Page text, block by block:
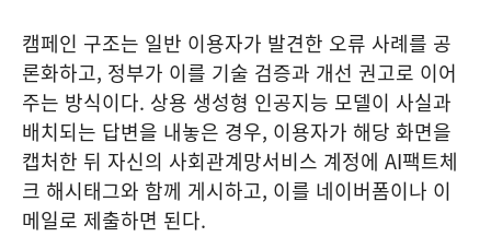
캠페인 구조는 일반 이용자가 발견한 오류 사례를 공
론화하고, 정부가 이를 기술 검증과 개선 권고로 이어
주는 방식이다. 상용 생성형 인공지능 모델이 사실과
배치되는 답변을 내놓은 경우, 이용자가 해당 화면을
캡처한 뒤 자신의 사회관계망서비스 계정에 AI팩트체
크 해시태그와 함께 게시하고, 이를 네이버폼이나 이
메일로 제출하면 된다.